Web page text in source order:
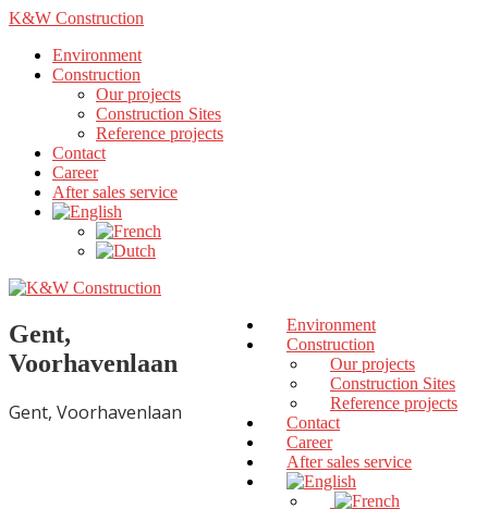
K&W Construction
Environment
Construction
Our projects
Construction Sites
Reference projects
Contact
Career
After sales service
Environment
Construction
Our projects
Construction Sites
Reference projects
Contact
Career
After sales service
Gent,
Voorhavenlaan
Gent, Voorhavenlaan